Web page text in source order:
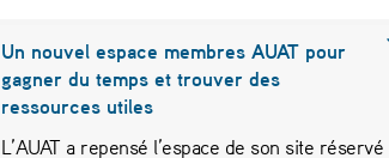
Un nouvel espace membres AUAT pour
gagner du temps et trouver des
ressources utiles
L’AUAT a repensé l’espace de son site réservé